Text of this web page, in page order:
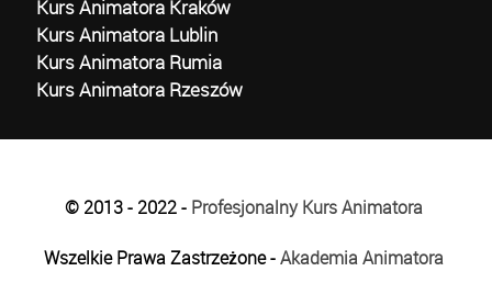
Kurs Animatora Kraków
Kurs Animatora Lublin
Kurs Animatora Rumia
Kurs Animatora Rzeszów
© 2013 - 2022 - Profesjonalny Kurs Animatora
Wszelkie Prawa Zastrzeżone -Akademia Animatora